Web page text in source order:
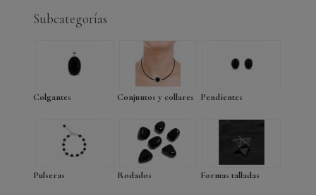
Subcategorías
Colgantes Conjuntos y collares Pendientes
Pulseras Rodados Formas talladas